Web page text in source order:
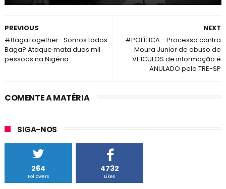
NEXT
#POLÍTICA - Processo contra
Moura Junior de abuso de
VEÍCULOS de informação é
ANULADO pelo TRE-SP
PREVIOUS
‪#‎BagaTogether‬- Somos todos
Baga? Ataque mata duas mil
pessoas na Nigéria
COMENTE A MATÉRIA
SIGA-NOS
264
Followers
4732
Likes